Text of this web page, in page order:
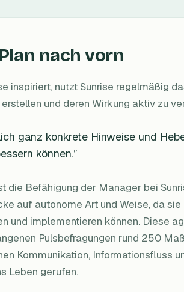
nach vorn
inspiriert, nutzt Sunrise regelmäßig
und deren Wirkung aktiv zu
ganz konkrete Hinweise und
können.”
die Befähigung der Manager bei
auf autonome Art und Weise, da
und implementieren können. Diese
Pulsbefragungen rund 250
Kommunikation, Informationsfluss
Leben gerufen.